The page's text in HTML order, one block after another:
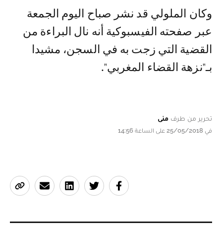
وكان الملولي قد نشر صباح اليوم الجمعة
عبر صفحته الفيسبوكية أنه نال البراءة من
القضية التي زجت به في السجن، مشيدا
بـ"نزهة القضاء المغربي".
تحرير من طرف منى
في 25/05/2018 على الساعة 14:56